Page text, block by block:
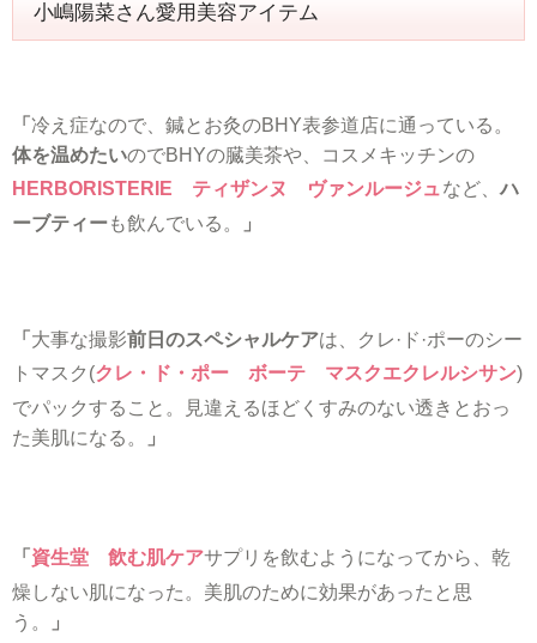
小嶋陽菜さん愛用美容アイテム
「 冷え症なので、鍼とお灸のBHY表参道店に通っている。
体を温めたいのでBHYの臓美茶や、コスメキッチンの
HERBORISTERIE ティザンヌ ヴァンルージュ など、ハ
ーブティーも飲んでいる。 」
「 大事な撮影前日のスペシャルケアは、クレ·ド·ポーのシー
トマスク(クレ・ド・ポー ボーテ マスクエクレルシサン)
でパックすること。見違えるほどくすみのない透きとおっ
た美肌になる。
」
「 資生堂 飲む肌ケアサプリを飲むようになってから、乾
燥しない肌になった。美肌のために効果があったと思
う。
」